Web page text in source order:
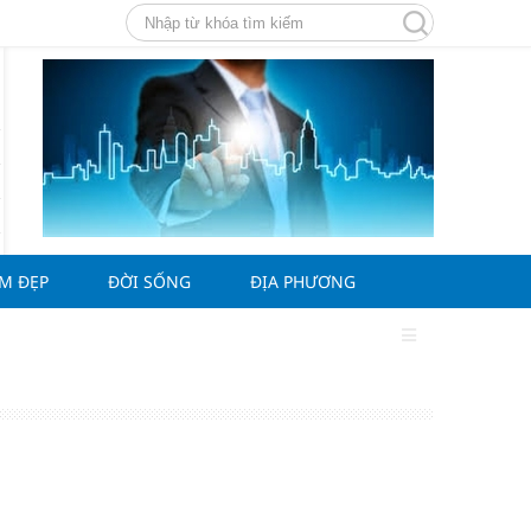
ĐẸP ĐỜI SỐNG ĐỊA PHƯƠNG